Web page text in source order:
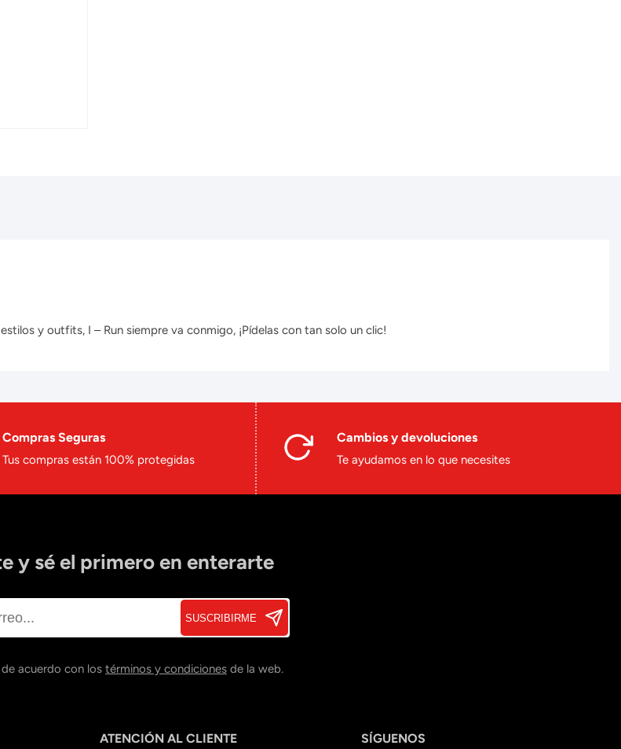
y outfits, I – Run siempre va conmigo, ¡Pídelas con tan solo un clic!
Compras Seguras
Tus compras están 100% protegidas
Cambios y devoluciones
Te ayudamos en lo que necesites
y sé el primero en enterarte
SUSCRIBIRME
acuerdo con los términos y condiciones de la web.
ATENCIÓN AL CLIENTE SÍGUENOS